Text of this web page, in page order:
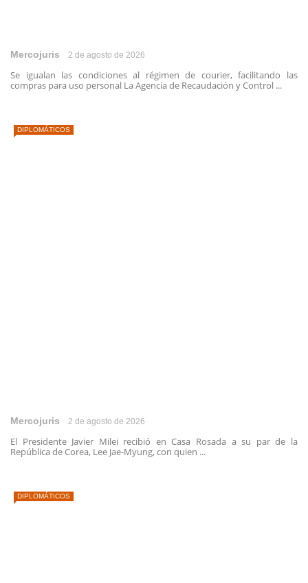
Mercojuris 2 de agosto de 2026
Se igualan las condiciones al régimen de courier, facilitando las
compras para uso personal La Agencia de Recaudación y Control ...
DIPLOMÁTICOS
Mercojuris 2 de agosto de 2026
El Presidente Javier Milei recibió en Casa Rosada a su par de la
República de Corea, Lee Jae-Myung, con quien ...
DIPLOMÁTICOS